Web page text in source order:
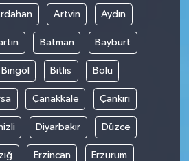
Artvin Aydın
Batman Bayburt
Bingöl Bitlis Bolu
Çanakkale Çankırı
Diyarbakır Düzce
Erzincan Erzurum